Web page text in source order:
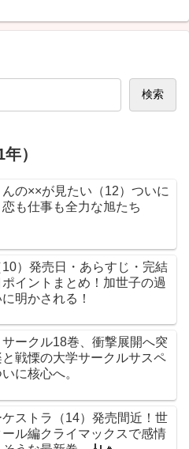
検索
）
の××が見たい（12）ついに
も仕事も全力な旭たち
）発売日・あらすじ・完結
イントまとめ！加世子の過
明かされる！
ークル18巻、衝撃展開へ突
と戦慄の大学サークルサスペ
に核心へ。
ストラ（14）発売間近！世
ル編クライマックスで感情